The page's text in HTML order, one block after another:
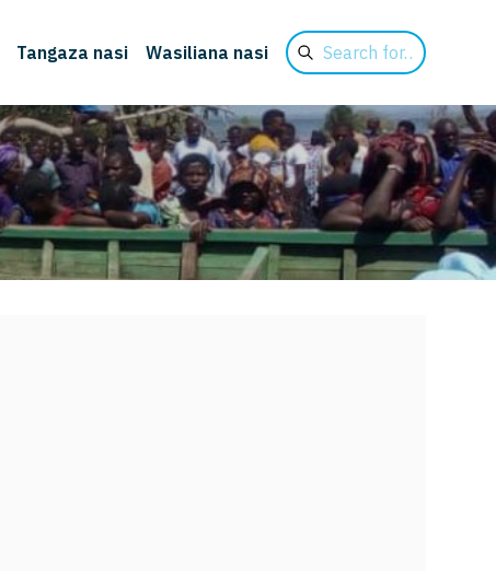
Tangaza nasi Wasiliana nasi
Search
for